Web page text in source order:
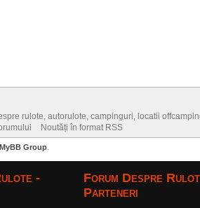
rulote, autorulote, campinguri, locatii
Noutăți în format RSS
MyBB Group
-
Forum Despre
Parteneri